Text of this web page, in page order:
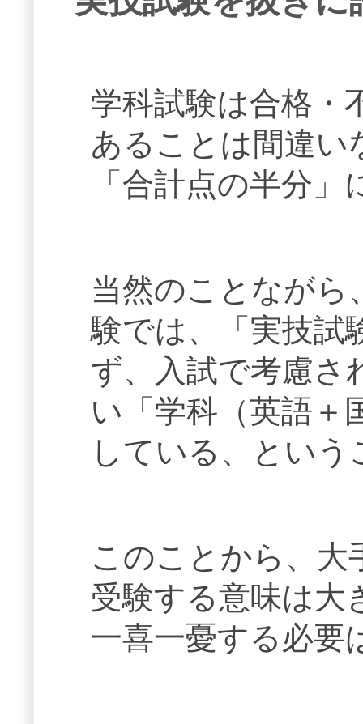
学科試験は合格・
あることは間違い
「合計点の半分
当然のことながら
験では、「実技試
ず、入試で考慮さ
い「学科（英語＋
している、とい
このことから、大
受験する意味は大
一喜一憂する必要